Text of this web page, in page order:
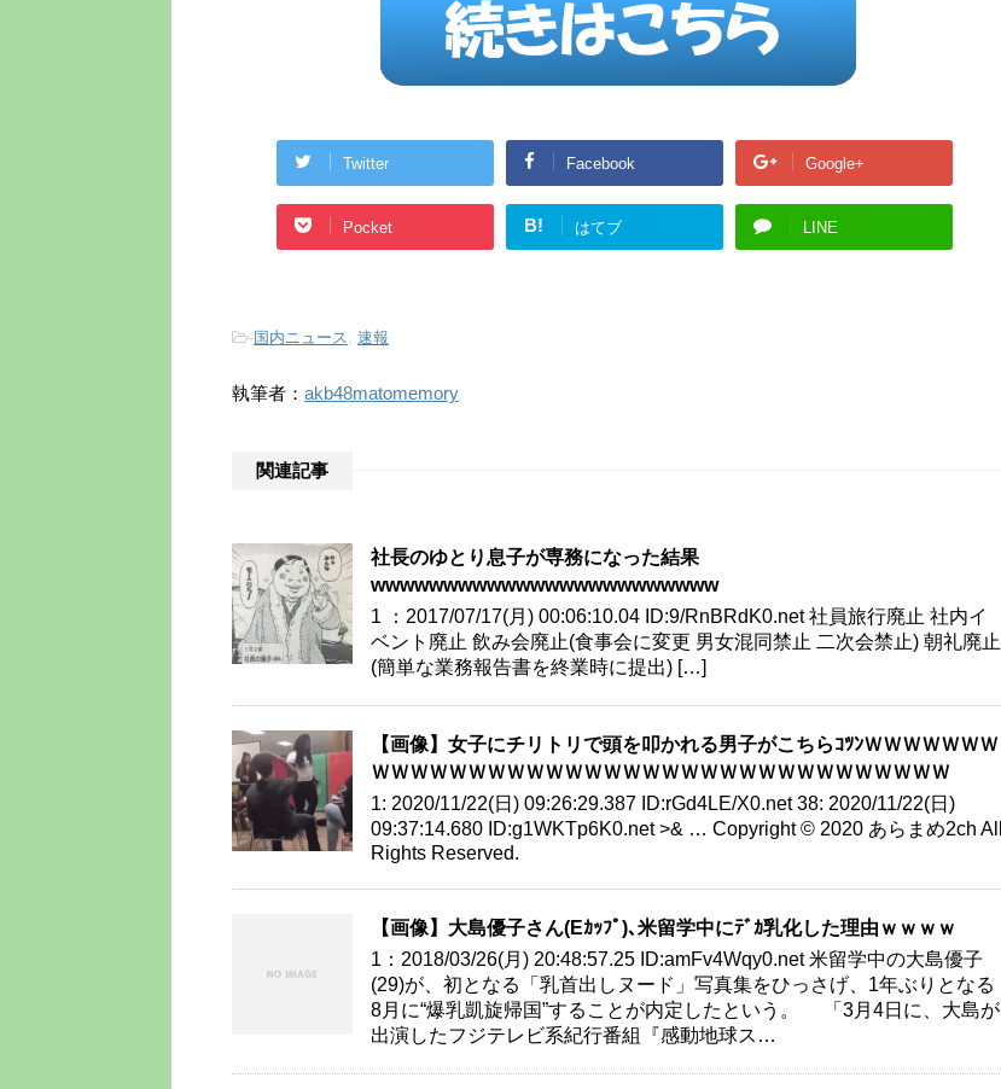
Twitter Facebook Google+
Pocket B! はてブ LINE
-国内ニュース, 速報
執筆者： akb48matomemory
関連記事
社長のゆとり息子が専務になった結果
wwwwwwwwwwwwwwwwwwwwwwww
1 ：2017/07/17(月) 00:06:10.04 ID:9/RnBRdK0.net 社員旅行廃止 社内イ
ベント廃止 飲み会廃止(食事会に変更 男女混同禁止 二次会禁止) 朝礼廃止
(簡単な業務報告書を終業時に提出) […]
【画像】女子にチリトリで頭を叩かれる男子がこちらｺﾂﾝＷＷＷＷＷＷＷ
ＷＷＷＷＷＷＷＷＷＷＷＷＷＷＷＷＷＷＷＷＷＷＷＷＷＷＷＷＷＷ
1: 2020/11/22(日) 09:26:29.387 ID:rGd4LE/X0.net 38: 2020/11/22(日)
09:37:14.680 ID:g1WKTp6K0.net >& … Copyright © 2020 あらまめ2ch All
Rights Reserved.
【画像】大島優子さん(Eｶｯﾌﾟ)､米留学中にﾃﾞｶ乳化した理由ｗｗｗｗ
1：2018/03/26(月) 20:48:57.25 ID:amFv4Wqy0.net 米留学中の大島優子
(29)が、初となる「乳首出しヌード」写真集をひっさげ、1年ぶりとなる
8月に“爆乳凱旋帰国”することが内定したという。 「3月4日に、大島が
出演したフジテレビ系紀行番組『感動地球ス…